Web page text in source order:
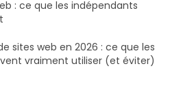
: ce que les indépendants
sites web en 2026 : ce que les
vraiment utiliser (et éviter)